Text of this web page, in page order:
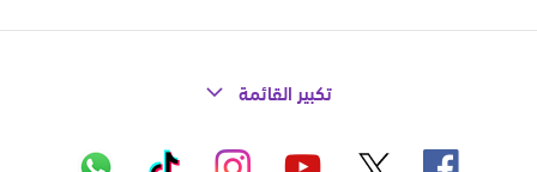
تكبير القائمة
فيسبوك إنستاغرام تيك واتساب